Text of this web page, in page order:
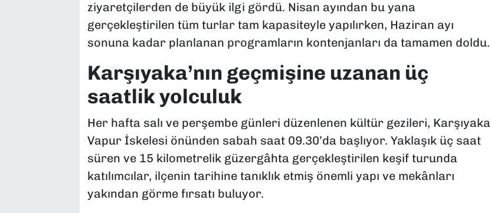
ziyaretçilerden de büyük ilgi gördü. Nisan ayından bu yana
gerçekleştirilen tüm turlar tam kapasiteyle yapılırken, Haziran ayı
sonuna kadar planlanan programların kontenjanları da tamamen doldu.
Karşıyaka’nın geçmişine uzanan üç
saatlik yolculuk
Her hafta salı ve perşembe günleri düzenlenen kültür gezileri, Karşıyaka
Vapur İskelesi önünden sabah saat 09.30’da başlıyor. Yaklaşık üç saat
süren ve 15 kilometrelik güzergâhta gerçekleştirilen keşif turunda
katılımcılar, ilçenin tarihine tanıklık etmiş önemli yapı ve mekânları
yakından görme fırsatı buluyor.